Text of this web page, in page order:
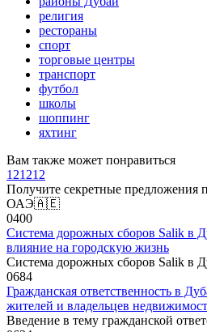
религия
рестораны
спорт
торговые центры
транспорт
футбол
школы
шоппинг
яхтинг
Вам также может понравиться
121212
Получите секретные
ОАЭ🇦🇪
0400
Система дорожных сборов Salik в
влияние на городскую жизнь
Система дорожных сборов Salik в
0684
Гражданская ответственность в
жителей и владельцев
Введение в тему гражданской